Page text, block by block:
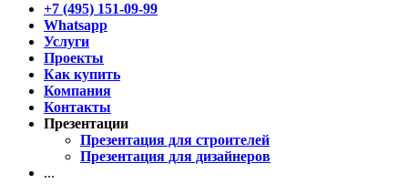
+7 (495) 151-09-99
Whatsapp
Услуги
Проекты
Как купить
Компания
Контакты
Презентации
Презентация для строителей
Презентация для дизайнеров
...